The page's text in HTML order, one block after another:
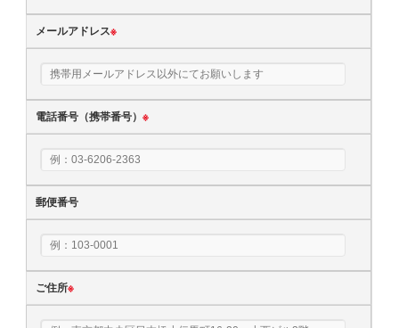
メールアドレス※
電話番号（携帯番号）※
郵便番号
ご住所※